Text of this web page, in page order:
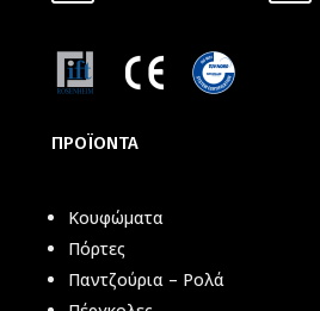
ΠΡΟΪΟΝΤΑ
Κουφώματα
Πόρτες
Παντζούρια – Ρολά